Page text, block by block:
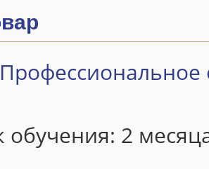
техническая база
Профессиональное
обучения: 2